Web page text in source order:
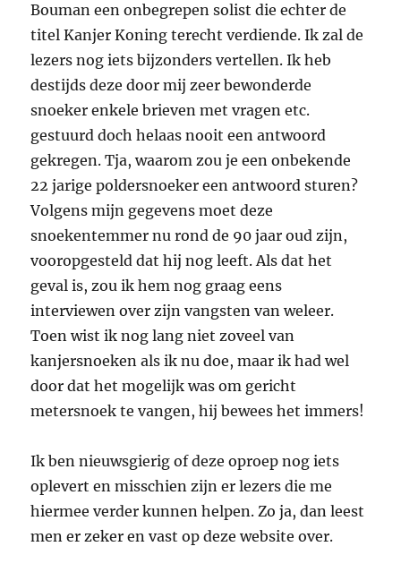
Bouman een onbegrepen solist die echter de
titel Kanjer Koning terecht verdiende. Ik zal de
lezers nog iets bijzonders vertellen. Ik heb
destijds deze door mij zeer bewonderde
snoeker enkele brieven met vragen etc.
gestuurd doch helaas nooit een antwoord
gekregen. Tja, waarom zou je een onbekende
22 jarige poldersnoeker een antwoord sturen?
Volgens mijn gegevens moet deze
snoekentemmer nu rond de 90 jaar oud zijn,
vooropgesteld dat hij nog leeft. Als dat het
geval is, zou ik hem nog graag eens
interviewen over zijn vangsten van weleer.
Toen wist ik nog lang niet zoveel van
kanjersnoeken als ik nu doe, maar ik had wel
door dat het mogelijk was om gericht
metersnoek te vangen, hij bewees het immers!
Ik ben nieuwsgierig of deze oproep nog iets
oplevert en misschien zijn er lezers die me
hiermee verder kunnen helpen. Zo ja, dan leest
men er zeker en vast op deze website over.